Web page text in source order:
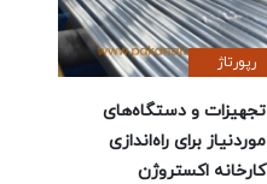
رپورتاژ
تجهیزات و دستگاه‌های
موردنیاز برای راه‌اندازی
کارخانه اکستروژن